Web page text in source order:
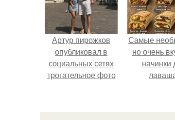
Артур пирожков
опубликовал в
социальных сетях
трогательное фото
сделанное во
Самые
но очень
начинки